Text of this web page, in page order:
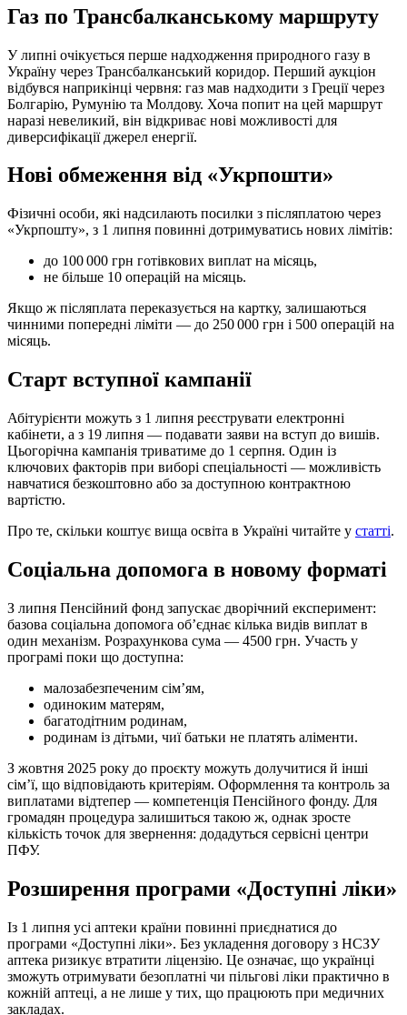
Газ по Трансбалканському маршруту
У липні очікується перше надходження природного газу в
Україну через Трансбалканський коридор. Перший аукціон
відбувся наприкінці червня: газ мав надходити з Греції через
Болгарію, Румунію та Молдову. Хоча попит на цей маршрут
наразі невеликий, він відкриває нові можливості для
диверсифікації джерел енергії.
Нові обмеження від «Укрпошти»
Фізичні особи, які надсилають посилки з післяплатою через
«Укрпошту», з 1 липня повинні дотримуватись нових лімітів:
до 100 000 грн готівкових виплат на місяць,
не більше 10 операцій на місяць.
Якщо ж післяплата переказується на картку, залишаються
чинними попередні ліміти — до 250 000 грн і 500 операцій на
місяць.
Старт вступної кампанії
Абітурієнти можуть з 1 липня реєструвати електронні
кабінети, а з 19 липня — подавати заяви на вступ до вишів.
Цьогорічна кампанія триватиме до 1 серпня. Один із
ключових факторів при виборі спеціальності — можливість
навчатися безкоштовно або за доступною контрактною
вартістю.
Про те, скільки коштує вища освіта в Україні читайте у статті.
Соціальна допомога в новому форматі
З липня Пенсійний фонд запускає дворічний експеримент:
базова соціальна допомога об’єднає кілька видів виплат в
один механізм. Розрахункова сума — 4500 грн. Участь у
програмі поки що доступна:
малозабезпеченим сім’ям,
одиноким матерям,
багатодітним родинам,
родинам із дітьми, чиї батьки не платять аліменти.
З жовтня 2025 року до проєкту можуть долучитися й інші
сім’ї, що відповідають критеріям. Оформлення та контроль за
виплатами відтепер — компетенція Пенсійного фонду. Для
громадян процедура залишиться такою ж, однак зросте
кількість точок для звернення: додадуться сервісні центри
ПФУ.
Розширення програми «Доступні ліки»
Із 1 липня усі аптеки країни повинні приєднатися до
програми «Доступні ліки». Без укладення договору з НСЗУ
аптека ризикує втратити ліцензію. Це означає, що українці
зможуть отримувати безоплатні чи пільгові ліки практично в
кожній аптеці, а не лише у тих, що працюють при медичних
закладах.